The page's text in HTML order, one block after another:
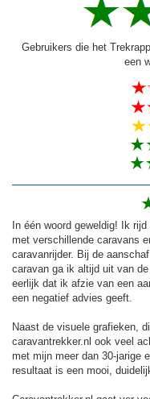
Gebruikers die het
een
In één woord geweldig! Ik
met verschillende caravans
caravanrijder. Bij de
caravan ga ik altijd uit van
eerlijk dat ik afzie van een
een negatief advies geeft.
Naast de visuele grafieken,
caravantrekker.nl ook veel
met mijn meer dan 30-jarige
resultaat is een mooi,